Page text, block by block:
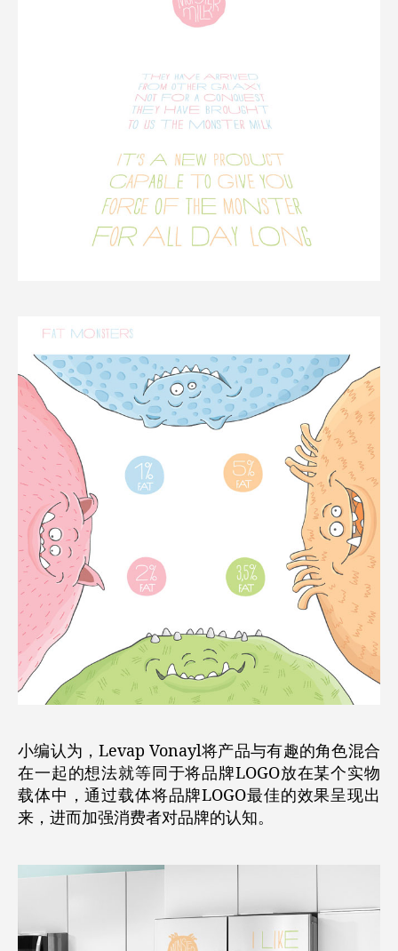
小编认为，Levap Vonayl将产品与有趣的角色混合
在一起的想法就等同于将品牌LOGO放在某个实物
载体中，通过载体将品牌LOGO最佳的效果呈现出
来，进而加强消费者对品牌的认知。